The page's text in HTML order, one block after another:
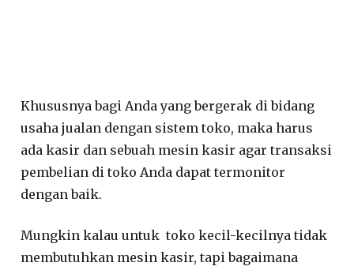
Khususnya bagi Anda yang bergerak di bidang
usaha jualan dengan sistem toko, maka harus
ada kasir dan sebuah mesin kasir agar transaksi
pembelian di toko Anda dapat termonitor
dengan baik.
Mungkin kalau untuk toko kecil-kecilnya tidak
membutuhkan mesin kasir, tapi bagaimana